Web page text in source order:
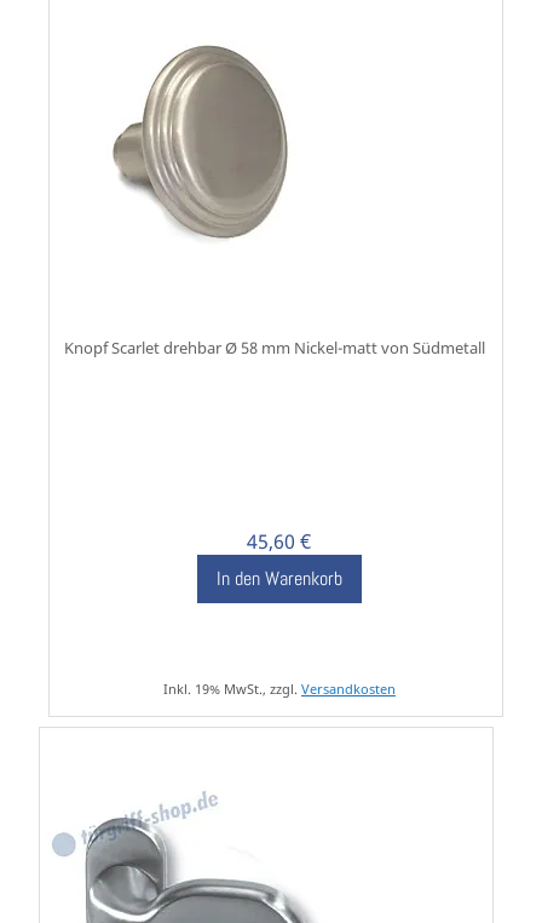
Knopf Scarlet drehbar Ø 58 mm Nickel-matt von Südmetall
45,60 €
In den Warenkorb
Inkl. 19% MwSt., zzgl. Versandkosten